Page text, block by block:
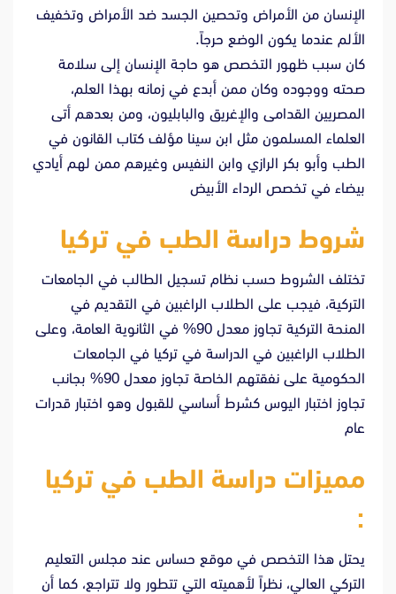
الإنسان من الأمراض وتحصين الجسد ضد الأمراض وتخفيف
الألم عندما يكون الوضع حرجاً.
كان سبب ظهور التخصص هو حاجة الإنسان إلى سلامة
صحته ووجوده وكان ممن أبدع في زمانه بهذا العلم،
المصريين القدامى والإغريق والبابليون، ومن بعدهم أتى
العلماء المسلمون مثل ابن سينا مؤلف كتاب القانون في
الطب وأبو بكر الرازي وابن النفيس وغيرهم ممن لهم أيادي
بيضاء في تخصص الرداء الأبيض
شروط دراسة الطب في تركيا
تختلف الشروط حسب نظام تسجيل الطالب في الجامعات
التركية، فيجب على الطلاب الراغبين في التقديم في
المنحة التركية تجاوز معدل 90% في الثانوية العامة، وعلى
الطلاب الراغبين في الدراسة في تركيا في الجامعات
الحكومية على نفقتهم الخاصة تجاوز معدل 90% بجانب
تجاوز اختبار اليوس كشرط أساسي للقبول وهو اختبار قدرات
عام
مميزات دراسة الطب في تركيا
:
يحتل هذا التخصص في موقع حساس عند مجلس التعليم
التركي العالي، نظراً لأهميته التي تتطور ولا تتراجع، كما أن